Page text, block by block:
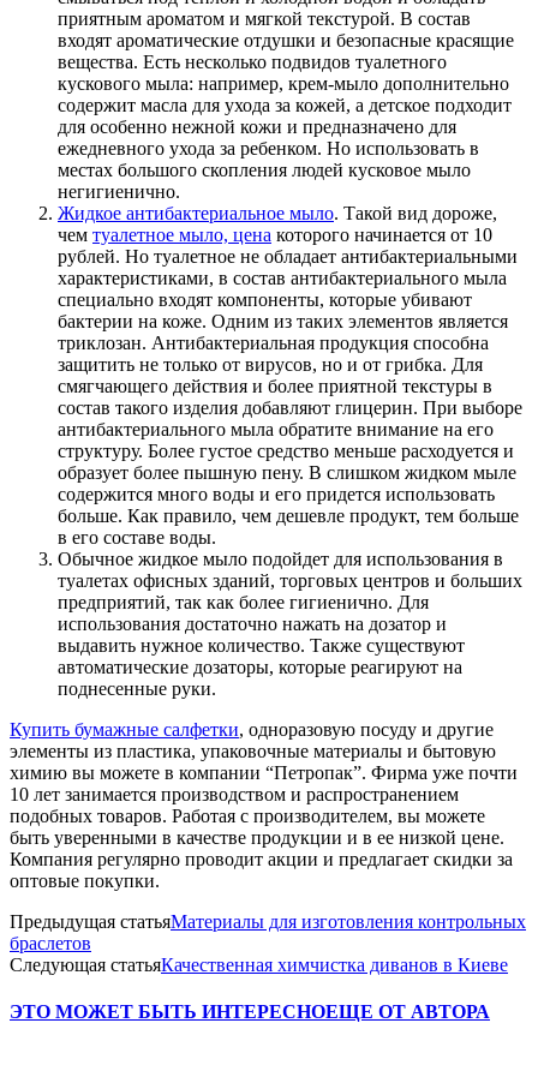
приятным ароматом и мягкой текстурой. В состав
входят ароматические отдушки и безопасные красящие
вещества. Есть несколько подвидов туалетного
кускового мыла: например, крем-мыло дополнительно
содержит масла для ухода за кожей, а детское подходит
для особенно нежной кожи и предназначено для
ежедневного ухода за ребенком. Но использовать в
местах большого скопления людей кусковое мыло
негигиенично.
Жидкое антибактериальное мыло. Такой вид дороже,
чем туалетное мыло, цена которого начинается от 10
рублей. Но туалетное не обладает антибактериальными
характеристиками, в состав антибактериального мыла
специально входят компоненты, которые убивают
бактерии на коже. Одним из таких элементов является
триклозан. Антибактериальная продукция способна
защитить не только от вирусов, но и от грибка. Для
смягчающего действия и более приятной текстуры в
состав такого изделия добавляют глицерин. При выборе
антибактериального мыла обратите внимание на его
структуру. Более густое средство меньше расходуется и
образует более пышную пену. В слишком жидком мыле
содержится много воды и его придется использовать
больше. Как правило, чем дешевле продукт, тем больше
в его составе воды.
Обычное жидкое мыло подойдет для использования в
туалетах офисных зданий, торговых центров и больших
предприятий, так как более гигиенично. Для
использования достаточно нажать на дозатор и
выдавить нужное количество. Также существуют
автоматические дозаторы, которые реагируют на
поднесенные руки.
Купить бумажные салфетки, одноразовую посуду и другие
элементы из пластика, упаковочные материалы и бытовую
химию вы можете в компании “Петропак”. Фирма уже почти
10 лет занимается производством и распространением
подобных товаров. Работая с производителем, вы можете
быть уверенными в качестве продукции и в ее низкой цене.
Компания регулярно проводит акции и предлагает скидки за
оптовые покупки.
Предыдущая статьяМатериалы для изготовления контрольных
браслетов
Следующая статьяКачественная химчистка диванов в Киеве
ЭТО МОЖЕТ БЫТЬ ИНТЕРЕСНОЕЩЕ ОТ АВТОРА